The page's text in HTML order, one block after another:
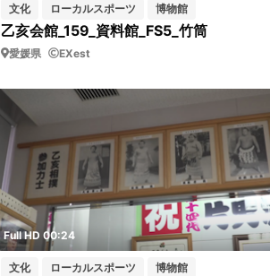
文化 ローカルスポーツ 博物館
乙亥会館_159_資料館_FS5_竹筒
愛媛県 EXest
Full HD 00:24
文化 ローカルスポーツ 博物館